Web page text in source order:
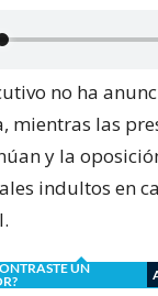
no ha
mientras las
y la
indultos en
UN